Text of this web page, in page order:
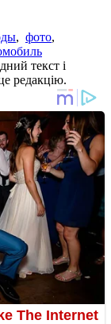
, фото,
текст і
редакцію.